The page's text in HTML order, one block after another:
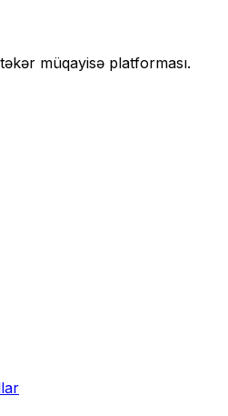
müqayisə platforması.